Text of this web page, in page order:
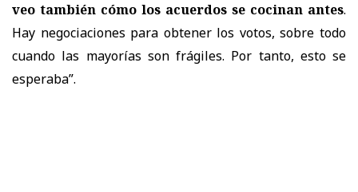
veo también cómo los acuerdos se cocinan antes.
Hay negociaciones para obtener los votos, sobre todo
cuando las mayorías son frágiles. Por tanto, esto se
esperaba”.